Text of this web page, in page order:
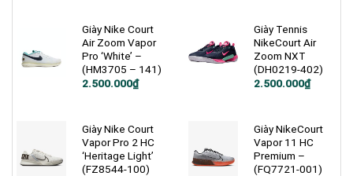
Giày Nike Court
Air Zoom Vapor
Pro ‘White’ –
(HM3705 – 141)
Giá
2.500.000₫
Giá
2.500.000₫.
Giày Tennis
NikeCourt Air
Zoom NXT
(DH0219-402)
Giá
2.500.000₫
Giá
2.500.000₫.
Giày Nike Court
Vapor Pro 2 HC
‘Heritage Light’
(FZ8544-100)
Giày NikeCourt
Vapor 11 HC
Premium –
(FQ7721-001)